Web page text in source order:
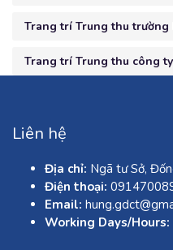
Trang trí Trung thu trường
Trang trí Trung thu công
Liên hệ
Địa chỉ: Ngã tư Sở,
Điện thoại:
Email:
Working Days/Hours: